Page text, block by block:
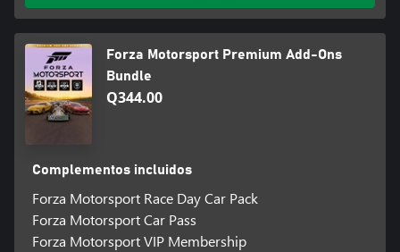
Forza Motorsport Premium Add-Ons
Bundle
Q344.00
Complementos incluidos
Forza Motorsport Race Day Car Pack
Forza Motorsport Car Pass
Forza Motorsport VIP Membership